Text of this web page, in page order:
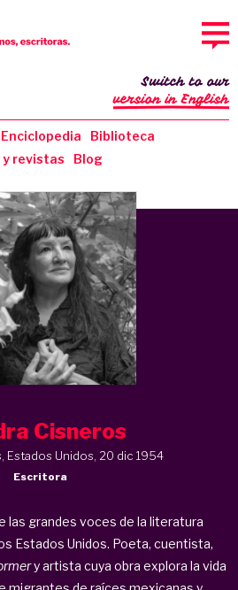
Enciclopedia
Biblioteca
revistas
Blog
Switch to our
version in English
Cisneros
Estados Unidos, 20 dic 1954
Escritora
las grandes voces de la literatura
Estados Unidos. Poeta, cuentista,
y artista cuya obra explora la vida